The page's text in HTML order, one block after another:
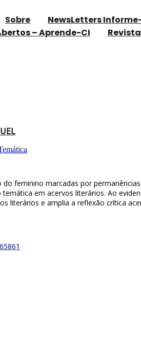
Sobre NewsLetters
– Aprende-CI
feminino marcadas por
em acervos literários. Ao
e amplia a reflexão crítica